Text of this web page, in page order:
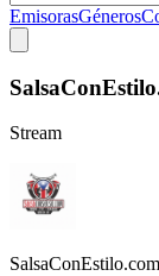
EmisorasGéneros
Stream
SalsaConEstilo.com